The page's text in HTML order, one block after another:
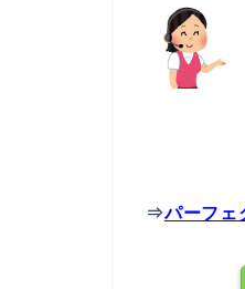
⇒パーフェ